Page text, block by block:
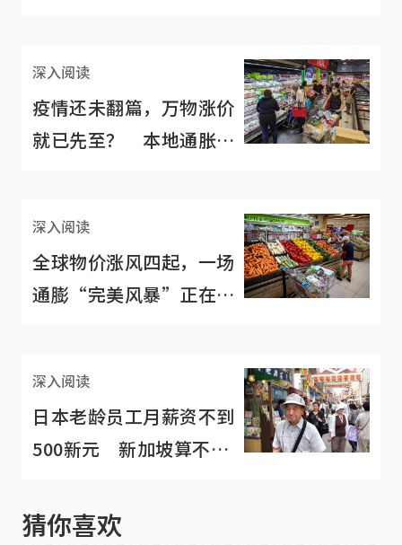
深入阅读
疫情还未翻篇，万物涨价
就已先至？ 本地通胀率
深入阅读
全球物价涨风四起，一场
通膨“完美风暴”正在酝
深入阅读
日本老龄员工月薪资不到
500新元 新加坡算不错
猜你喜欢